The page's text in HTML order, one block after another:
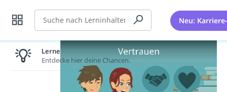
Suche Neu:
Lernen lohnt sich!
Entdecke hier deine Chancen.